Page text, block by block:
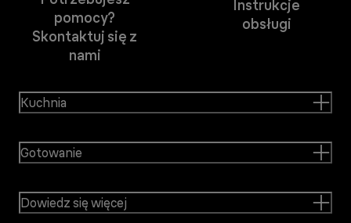
pomocy?
Skontaktuj się z
nami
Instrukcje
obsługi
Kuchnia
Gotowanie
Dowiedz się więcej